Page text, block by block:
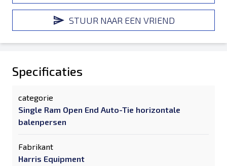
STUUR NAAR EEN VRIEND
Specificaties
categorie
Single Ram Open End Auto-Tie horizontale
balenpersen
Fabrikant
Harris Equipment